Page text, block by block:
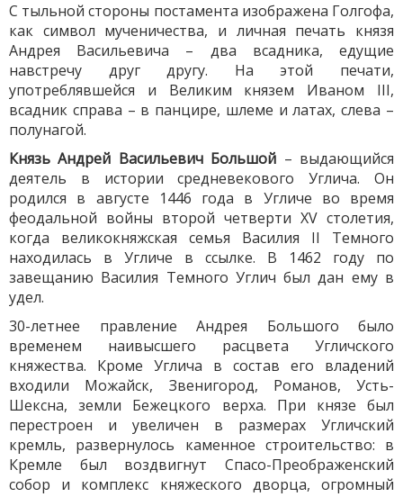
С тыльной стороны постамента изображена Голгофа,
как символ мученичества, и личная печать князя
Андрея Васильевича – два всадника, едущие
навстречу друг другу. На этой печати,
употреблявшейся и Великим князем Иваном III,
всадник справа – в панцире, шлеме и латах, слева –
полунагой.
Князь Андрей Васильевич Большой – выдающийся
деятель в истории средневекового Углича. Он
родился в августе 1446 года в Угличе во время
феодальной войны второй четверти XV столетия,
когда великокняжская семья Василия II Темного
находилась в Угличе в ссылке. В 1462 году по
завещанию Василия Темного Углич был дан ему в
удел.
30-летнее правление Андрея Большого было
временем наивысшего расцвета Угличского
княжества. Кроме Углича в состав его владений
входили Можайск, Звенигород, Романов, Усть-
Шексна, земли Бежецкого верха. При князе был
перестроен и увеличен в размерах Угличский
кремль, развернулось каменное строительство: в
Кремле был воздвигнут Спасо-Преображенский
собор и комплекс княжеского дворца, огромный